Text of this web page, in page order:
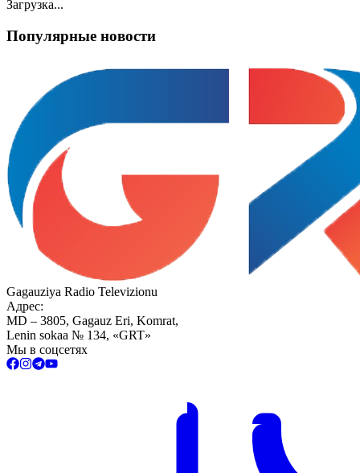
Загрузка...
Популярные новости
Gagauziya Radio Televizionu
Адрес:
MD – 3805, Gagauz Eri, Komrat,
Lenin sokaa № 134, «GRT»
Мы в соцсетях